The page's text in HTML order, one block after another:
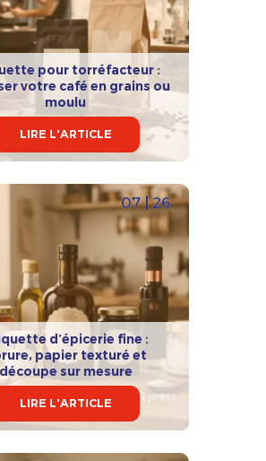
pour torréfacteur :
votre café en grains ou
moulu
LIRE L'ARTICLE
07 | 26
d’épicerie fine :
papier texturé et
sur mesure
LIRE L'ARTICLE